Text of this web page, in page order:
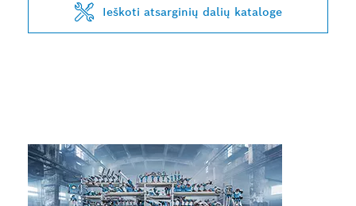
Ieškoti atsarginių dalių kataloge